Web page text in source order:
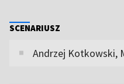
SCENARIUSZ
Andrzej Kotkowski,